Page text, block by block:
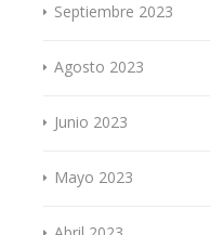
Septiembre 2023
Agosto 2023
Junio 2023
Mayo 2023